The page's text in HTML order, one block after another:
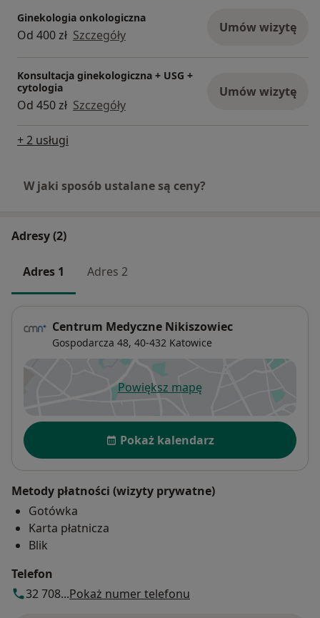
Ginekologia onkologiczna
Od 400 zł Szczegóły Umów wizytę
Konsultacja ginekologiczna + USG +
cytologia
Od 450 zł Szczegóły
Umów wizytę
+ 2 usługi
W jaki sposób ustalane są ceny?
Adresy (2)
Adres 1 Adres 2
Centrum Medyczne Nikiszowiec
Gospodarcza 48, 40-432 Katowice
Powiększ mapęotwiera się w nowej karcie
Dostępność
Pokaż kalendarz
Metody płatności (wizyty prywatne)
Gotówka
Karta płatnicza
Blik
Telefon
32 708...Pokaż numer telefonu